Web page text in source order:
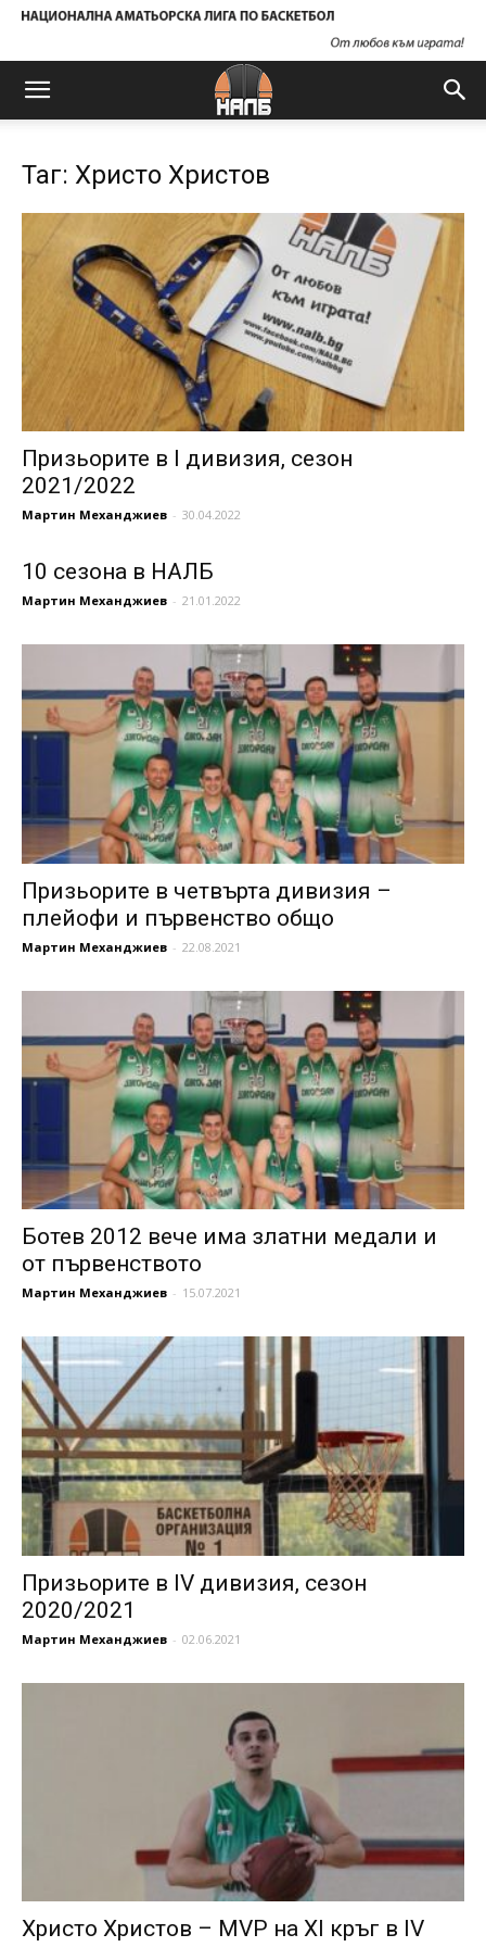
Таг: Христо Христов
Призьорите в I дивизия, сезон
2021/2022
Мартин Механджиев - 30.04.2022
10 сезона в НАЛБ
Мартин Механджиев - 21.01.2022
Призьорите в четвърта дивизия –
плейофи и първенство общо
Мартин Механджиев - 22.08.2021
Ботев 2012 вече има златни медали и
от първенството
Мартин Механджиев - 15.07.2021
Призьорите в IV дивизия, сезон
2020/2021
Мартин Механджиев - 02.06.2021
Христо Христов – MVP на XI кръг в IV